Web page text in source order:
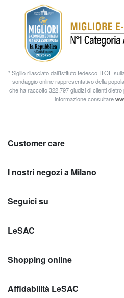
* Sigillo rilasciato dall’Istituto tedesco ITQF
sondaggio online rappresentativo della
che ha raccolto 322.797 giudizi di clienti
informazione consultare
Customer care
I nostri negozi a Milano
Seguici su
LeSAC
Shopping online
Affidabilità LeSAC